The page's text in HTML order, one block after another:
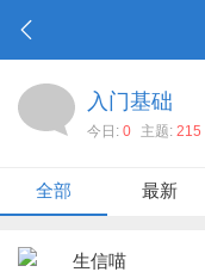
入门基础
今日: 0 主题: 215
全部 最新
生信喵